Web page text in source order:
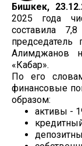
Бишкек,
2025 года
составила
Алимджанов
«Кабар».
По его
финансовые
образом:
активы -